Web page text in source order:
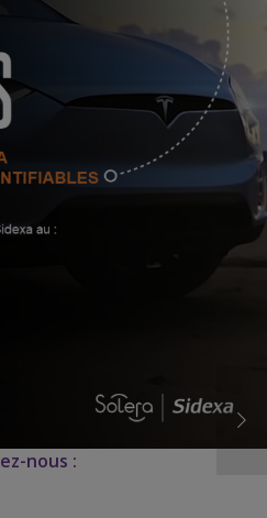
nous :